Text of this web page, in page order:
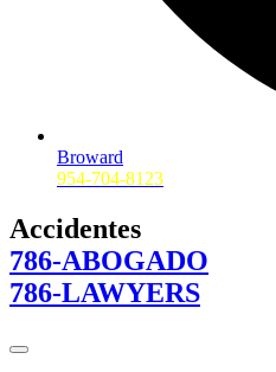
Broward
954-704-8123
Accidentes
786-ABOGADO
786-LAWYERS